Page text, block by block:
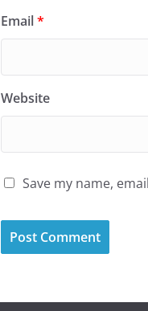
Email*
Website
Save my name,